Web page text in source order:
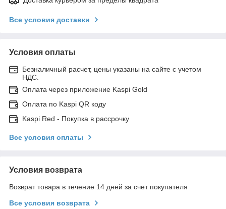
Все условия доставки
Условия оплаты
Безналичный расчет, цены указаны на сайте с учетом
НДС.
Оплата через приложение Kaspi Gold
Оплата по Kaspi QR коду
Kaspi Red - Покупка в рассрочку
Все условия оплаты
Условия возврата
Возврат товара в течение 14 дней за счет покупателя
Все условия возврата